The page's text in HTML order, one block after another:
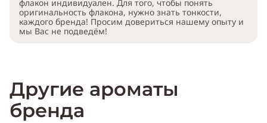
флакон индивидуален. Для того, чтобы понять
оригинальность флакона, нужно знать тонкости,
каждого бренда! Просим довериться нашему опыту и
мы Вас не подведём!
Другие ароматы
бренда